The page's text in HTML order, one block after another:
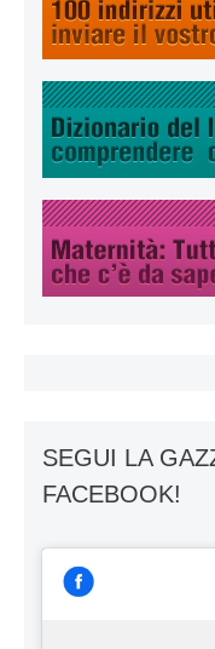
SEGUI LA
FACEBOOK!